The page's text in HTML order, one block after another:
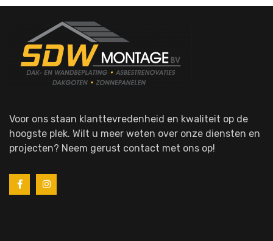
Voor ons staan klanttevredenheid en kwaliteit op de
hoogste plek. Wilt u meer weten over onze diensten en
projecten? Neem gerust contact met ons op!